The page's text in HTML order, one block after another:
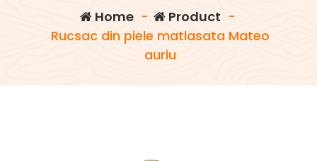
Home- Product -
Rucsac din piele matlasata Mateo
auriu